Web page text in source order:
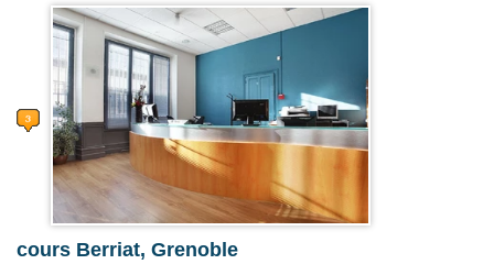
cours Berriat, Grenoble